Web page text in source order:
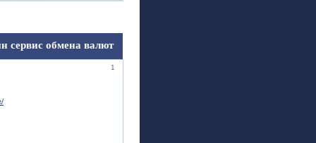
сервис обмена валют
1